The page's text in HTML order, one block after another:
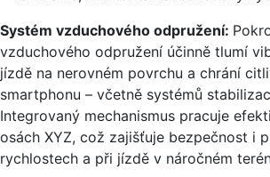
Systém vzduchového odpružení:
vzduchového odpružení účinně tlumí
jízdě na nerovném povrchu a chrání
smartphonu – včetně systémů
Integrovaný mechanismus pracuje
osách XYZ, což zajišťuje bezpečnost i
rychlostech a při jízdě v náročném